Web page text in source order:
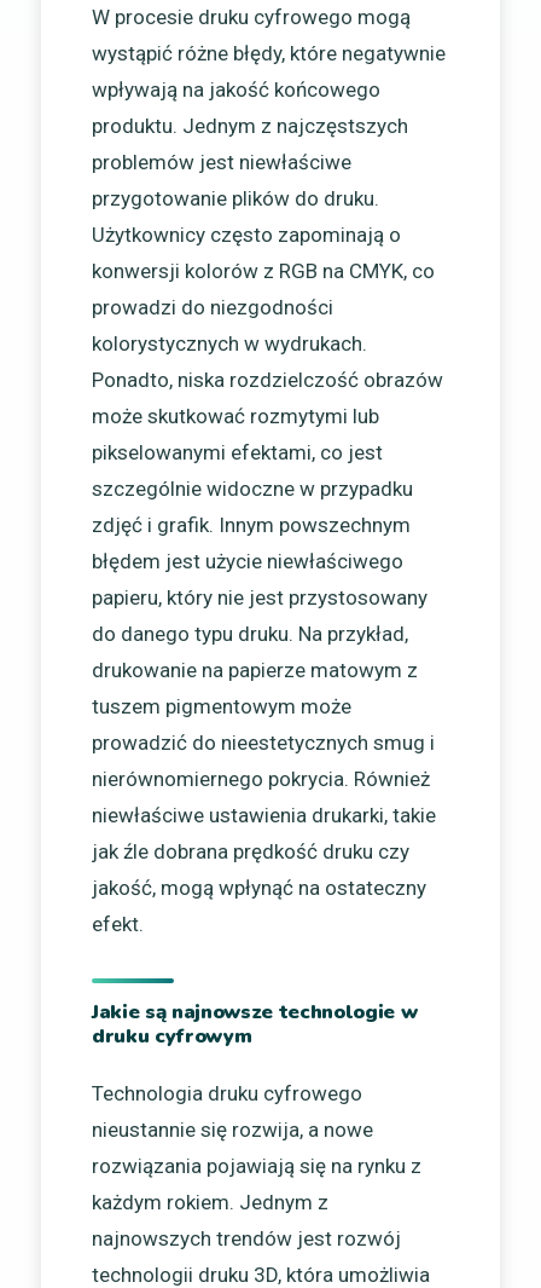
W procesie druku cyfrowego mogą
wystąpić różne błędy, które negatywnie
wpływają na jakość końcowego
produktu. Jednym z najczęstszych
problemów jest niewłaściwe
przygotowanie plików do druku.
Użytkownicy często zapominają o
konwersji kolorów z RGB na CMYK, co
prowadzi do niezgodności
kolorystycznych w wydrukach.
Ponadto, niska rozdzielczość obrazów
może skutkować rozmytymi lub
pikselowanymi efektami, co jest
szczególnie widoczne w przypadku
zdjęć i grafik. Innym powszechnym
błędem jest użycie niewłaściwego
papieru, który nie jest przystosowany
do danego typu druku. Na przykład,
drukowanie na papierze matowym z
tuszem pigmentowym może
prowadzić do nieestetycznych smug i
nierównomiernego pokrycia. Również
niewłaściwe ustawienia drukarki, takie
jak źle dobrana prędkość druku czy
jakość, mogą wpłynąć na ostateczny
efekt.
Jakie są najnowsze technologie w
druku cyfrowym
Technologia druku cyfrowego
nieustannie się rozwija, a nowe
rozwiązania pojawiają się na rynku z
każdym rokiem. Jednym z
najnowszych trendów jest rozwój
technologii druku 3D, która umożliwia